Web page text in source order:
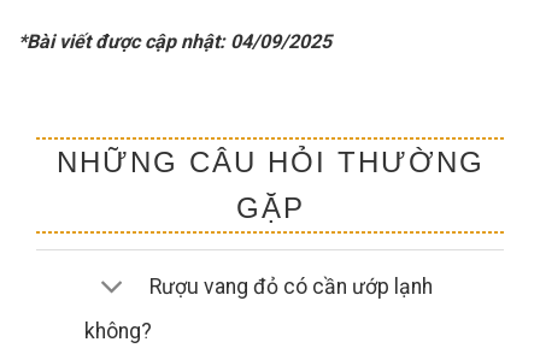
*Bài viết được cập nhật: 04/09/2025
NHỮNG CÂU HỎI THƯỜNG
GẶP
Rượu vang đỏ có cần ướp lạnh
không?